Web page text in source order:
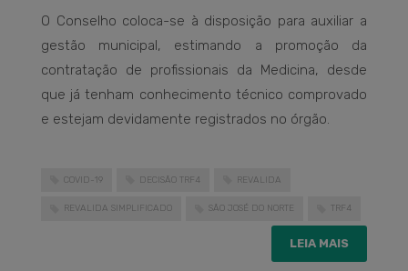
O Conselho coloca-se à disposição para auxiliar a
gestão municipal, estimando a promoção da
contratação de profissionais da Medicina, desde
que já tenham conhecimento técnico comprovado
e estejam devidamente registrados no órgão.
COVID-19 DECISÃO TRF4 REVALIDA
REVALIDA SIMPLIFICADO SÃO JOSÉ DO NORTE TRF4
LEIA MAIS